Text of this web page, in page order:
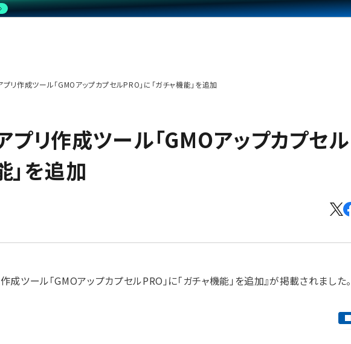
リ作成ツール「GMOアップカプセルPRO」に「ガチャ機能」を追加
プリ作成ツール「GMOアップカプセル
」を追加
ツール「GMOアップカプセルPRO」に「ガチャ機能」を追加』が掲載されました。